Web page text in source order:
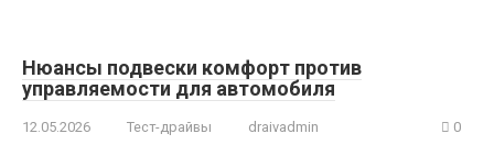
Нюансы подвески комфорт против
управляемости для автомобиля
12.05.2026 Тест-драйвы draivadmin 0